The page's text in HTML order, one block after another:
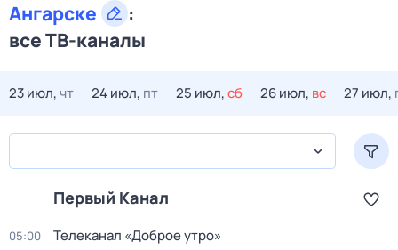
Ангарске
:
все ТВ-каналы
23 июл,чт 24 июл, пт 25 июл,сб 26 июл, вс 27 июл,
Первый Канал
05:00 Телеканал «Доброе утро»